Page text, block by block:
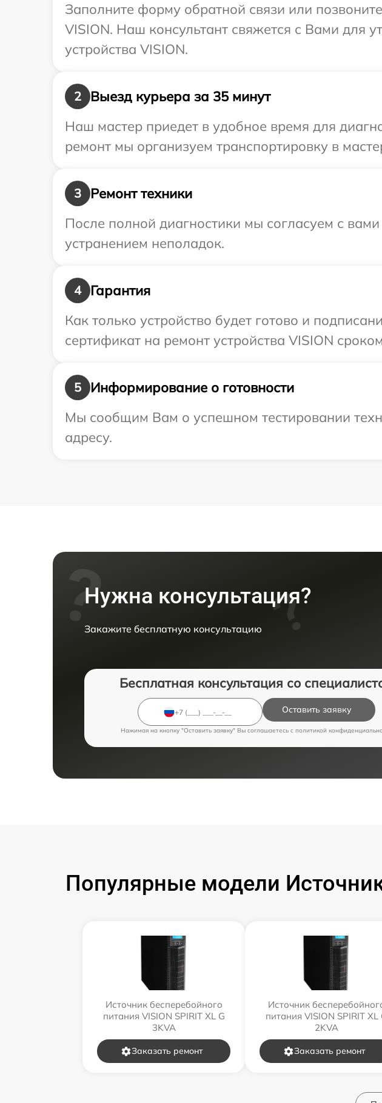
Заполните форму обратной связи или
VISION. Наш консультант свяжется с Вами для
устройства VISION.
2
Выезд курьера за 35 минут
Наш мастер приедет в удобное время для
ремонт мы организуем транспортировку в
3
Ремонт техники
После полной диагностики мы согласуем с
устранением неполадок.
4
Гарантия
Как только устройство будет готово и
сертификат на ремонт устройства VISION
5
Информирование о готовности
Мы сообщим Вам о успешном тестировании
адресу.
Нужна консультация?
Закажите бесплатную консультацию
Бесплатная консультация со
Оставить заявку
Нажимая на кнопку "Оставить заявку" Вы соглашаетесь c политикой
Популярные модели
Источник бесперебойного
питания VISION SPIRIT XL G
3KVA
Заказать ремонт
Источник
питания VISION SPIRIT XL
2KVA
Заказать ремонт